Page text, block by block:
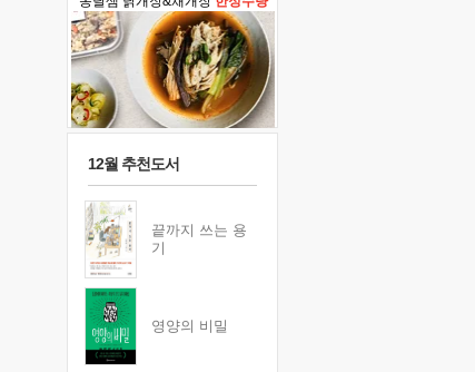
12월 추천도서
끝까지 쓰는 용
기
영양의 비밀